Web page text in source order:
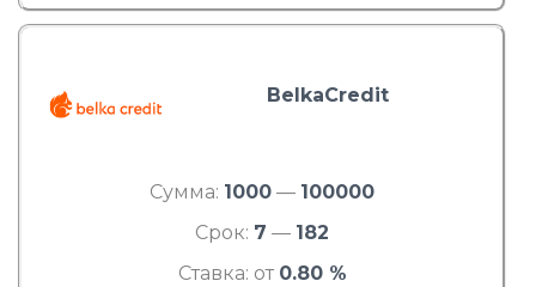
BelkaCredit
Сумма: 1000 — 100000
Срок: 7 — 182
Ставка: от 0.80 %